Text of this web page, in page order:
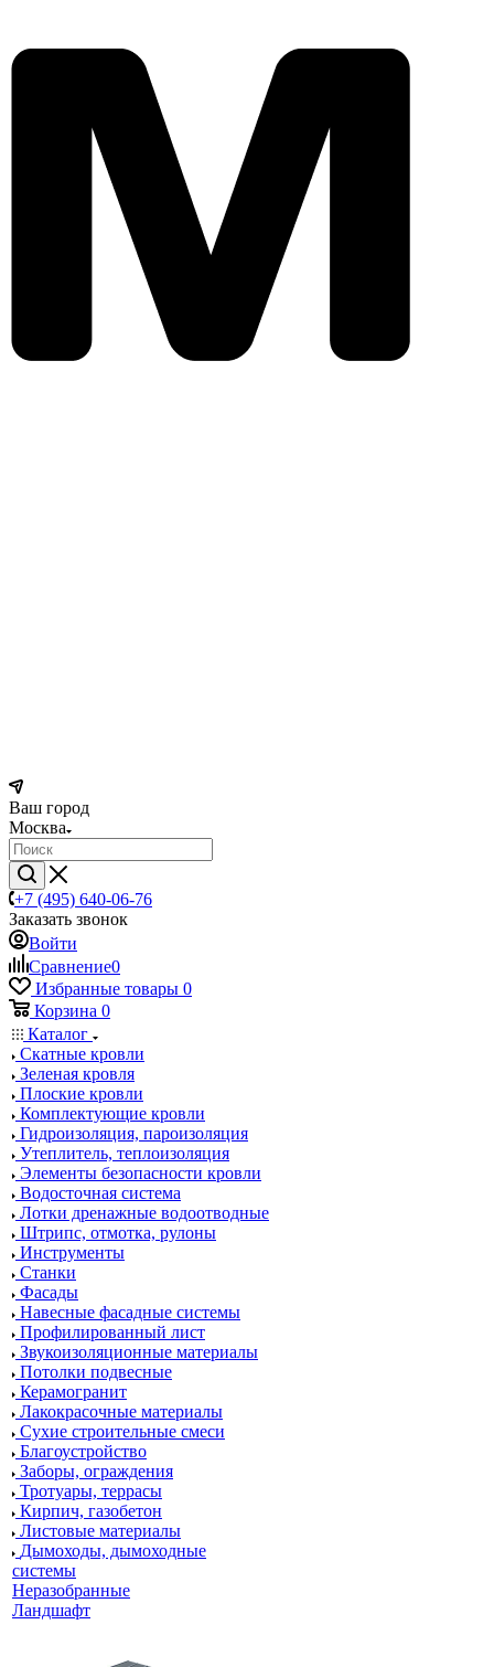
Ваш город
Москва
+7 (495) 640-06-76
Заказать звонок
Войти
Сравнение0
Избранные товары 0
Корзина 0
Каталог
Скатные кровли
Зеленая кровля
Плоские кровли
Комплектующие кровли
Гидроизоляция, пароизоляция
Утеплитель, теплоизоляция
Элементы безопасности кровли
Водосточная система
Лотки дренажные водоотводные
Штрипс, отмотка, рулоны
Инструменты
Станки
Фасады
Навесные фасадные системы
Профилированный лист
Звукоизоляционные материалы
Потолки подвесные
Керамогранит
Лакокрасочные материалы
Сухие строительные смеси
Благоустройство
Заборы, ограждения
Тротуары, террасы
Кирпич, газобетон
Листовые материалы
Дымоходы, дымоходные
системы
Неразобранные
Ландшафт